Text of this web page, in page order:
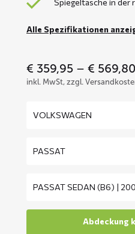
Spiegeltasche in der
Alle Spezifikationen
€ 359,95 – € 569,80
inkl. MwSt, zzgl.